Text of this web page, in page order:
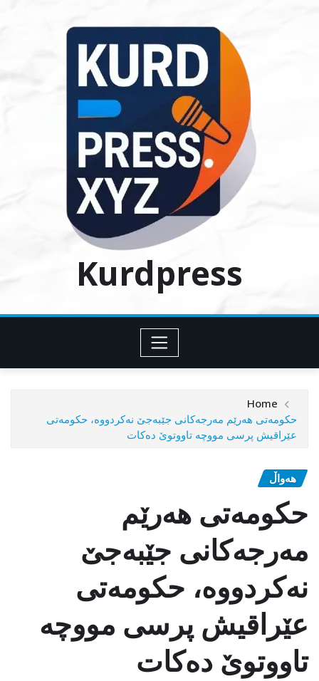
Kurdpress
Home
حكومه‌تی‌ هه‌رێم مه‌رجه‌كانی‌ جێبه‌جێ نه‌كردووه‌، حكومه‌تی‌
عێراقیش پرسی‌ مووچه‌ تاووتوێ ده‌كات
هەواڵ
حكومه‌تی‌ هه‌رێم
مه‌رجه‌كانی‌ جێبه‌جێ
نه‌كردووه‌، حكومه‌تی‌
عێراقیش پرسی‌ مووچه‌
تاووتوێ ده‌كات